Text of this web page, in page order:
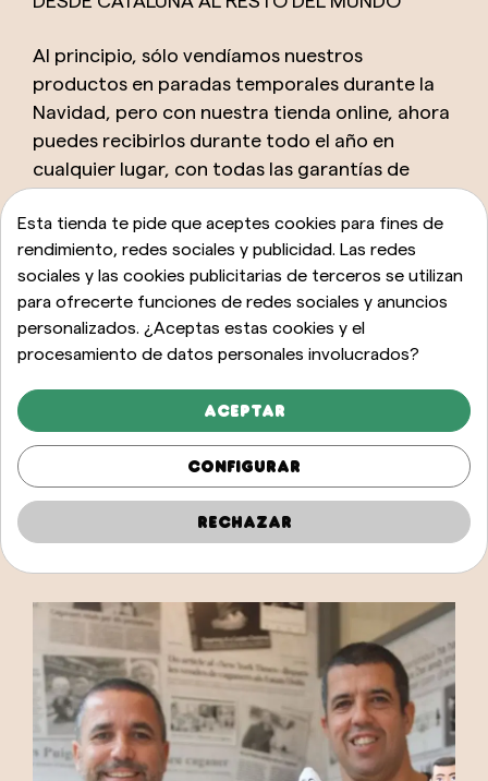
Al principio, sólo vendíamos nuestros
productos en paradas temporales durante la
Navidad, pero con nuestra tienda online, ahora
puedes recibirlos durante todo el año en
cualquier lugar, con todas las garantías de
Y, a parte de la tienda online, también puedes
comprar Caganers originales en nuestros
establecimientos propios de venta física
abiertos al público en zonas muy céntricas de
Barcelona, Platja d’Aro, Madrid y Bilbao.
Además, como marca tenemos el objetivo de
expandirnos más allá y pronto abriremos
nuevos puntos de venta, porque nos encanta
que puedas ver todas nuestras creaciones de
cerca en las tiendas y contagiarte de nuestro
Esta tienda te pide que aceptes cookies para fines de
rendimiento, redes sociales y publicidad. Las redes
sociales y las cookies publicitarias de terceros se utilizan
para ofrecerte funciones de redes sociales y anuncios
personalizados. ¿Aceptas estas cookies y el
procesamiento de datos personales involucrados?
Aceptar
Configurar
Rechazar